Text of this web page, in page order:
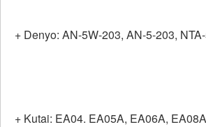
+ Denyo: AN-5W-203, AN-5-203,
+ Kutai: EA04. EA05A, EA06A,